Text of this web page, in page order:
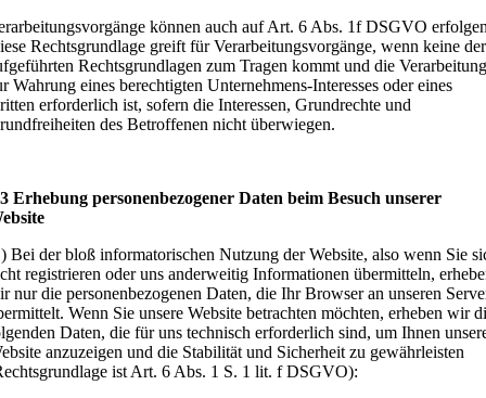
können auch auf Art. 6 Abs. 1f DSGVO
Rechtsgrundlage greift für Verarbeitungsvorgänge, wenn keine der
Rechtsgrundlagen zum Tragen kommt und die Verarbeitung
Wahrung eines berechtigten Unternehmens-Interesses oder eines
erforderlich ist, sofern die Interessen, Grundrechte und
des Betroffenen nicht überwiegen.
Erhebung personenbezogener Daten beim Besuch unserer
Bei der bloß informatorischen Nutzung der Website, also wenn Sie
registrieren oder uns anderweitig Informationen übermitteln,
nur die personenbezogenen Daten, die Ihr Browser an unseren
Wenn Sie unsere Website betrachten möchten, erheben wir
Daten, die für uns technisch erforderlich sind, um Ihnen
anzuzeigen und die Stabilität und Sicherheit zu gewährleisten
ist Art. 6 Abs. 1 S. 1 lit. f DSGVO):